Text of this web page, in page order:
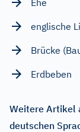
Ehe
englische
Brücke
Erdbeben
Weitere Artikel
deutschen